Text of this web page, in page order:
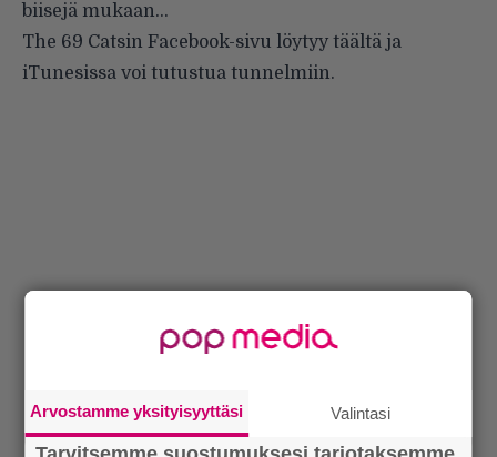
biisejä mukaan…
The 69 Catsin Facebook-sivu löytyy täältä ja
iTunesissa voi tutustua tunnelmiin.
Arvostamme yksityisyyttäsi Valintasi